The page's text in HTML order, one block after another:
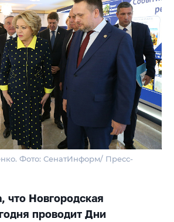
Фото: СенатИнформ/ Пресс-
что Новгородская
проводит Дни